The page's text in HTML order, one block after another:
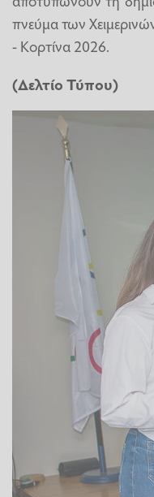
πνεύμα των
- Κορτίνα 2026.
(Δελτίο Τύπου)